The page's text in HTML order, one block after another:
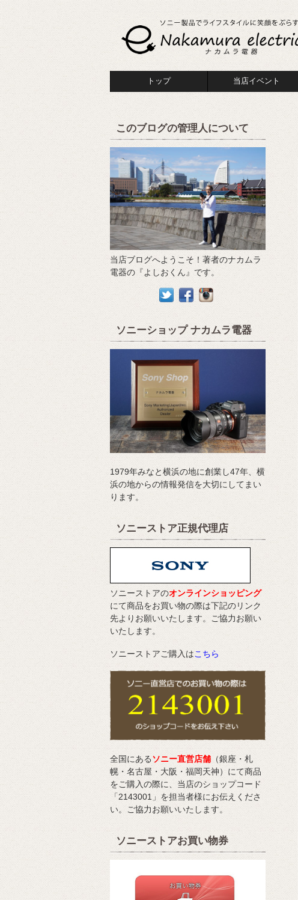
トップ 当店イベント
このブログの管理人について
当店ブログへようこそ！著者のナカムラ
電器の『よしおくん』です。
ソニーショップ ナカムラ電器
1979年みなと横浜の地に創業し47年、横
浜の地からの情報発信を大切にしてまい
ります。
ソニーストア正規代理店
ソニーストアのオンラインショッピング
にて商品をお買い物の際は下記のリンク
先よりお願いいたします。ご協力お願い
いたします。
ソニーストアご購入はこちら
全国にあるソニー直営店舗 （銀座・札
幌・名古屋・大阪・福岡天神）にて商品
をご購入の際に、当店のショップコード
「2143001」を担当者様にお伝えくださ
い。ご協力お願いいたします。
ソニーストアお買い物券